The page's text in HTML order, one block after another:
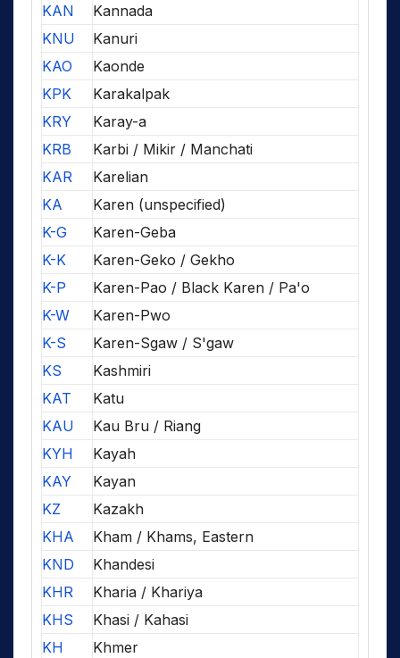
KAN
Kannada
KNU
Kanuri
KAO
Kaonde
KPK
Karakalpak
KRY
Karay-a
KRB
Karbi / Mikir / Manchati
KAR
Karelian
KA
Karen (unspecified)
K-G
Karen-Geba
K-K
Karen-Geko / Gekho
K-P
Karen-Pao / Black Karen / Pa'o
K-W
Karen-Pwo
K-S
Karen-Sgaw / S'gaw
KS
Kashmiri
KAT
Katu
KAU
Kau Bru / Riang
KYH
Kayah
KAY
Kayan
KZ
Kazakh
KHA
Kham / Khams, Eastern
KND
Khandesi
KHR
Kharia / Khariya
KHS
Khasi / Kahasi
KH
Khmer